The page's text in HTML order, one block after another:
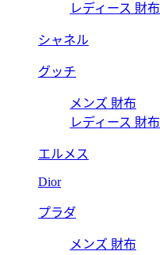
レディース 財布
シャネル
グッチ
メンズ 財布
レディース 財布
エルメス
Dior
プラダ
メンズ 財布